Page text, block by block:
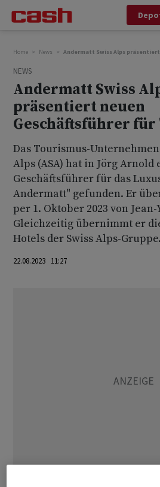
Home News Andermatt Swiss Alps
NEWS
Andermatt Swiss
präsentiert neuen
Geschäftsführer für
Das Tourismus-
Alps (ASA) hat in Jörg Arnold
Geschäftsführer für das
Andermatt" gefunden. Er
per 1. Oktober 2023 von
Gleichzeitig übernimmt er
Hotels der Swiss Alps-Gruppe.
22.08.2023 11:27